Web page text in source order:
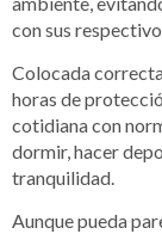
con sus
Colocada
horas de
cotidiana con
dormir, hacer
tranquilidad.
Aunque pueda